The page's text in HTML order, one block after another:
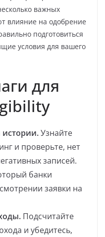
важных
влияние на одобрение
подготовиться
условия для вашего
для
истории.Узнайте
и проверьте, нет
записей.
банки
заявки на
Подсчитайте
и убедитесь,